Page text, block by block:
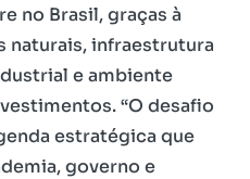
no Brasil, graças à
naturais, infraestrutura
e ambiente
“O desafio
estratégica que
governo e